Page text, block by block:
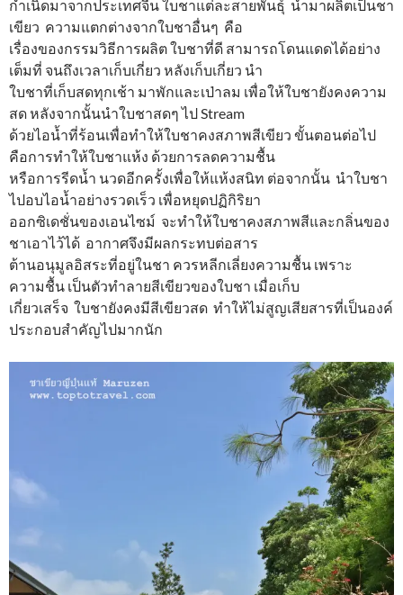
กำเนิดมาจากประเทศจีน ใบชาแต่ละสายพันธุ์ นำมาผลิตเป็นชา
เขียว ความแตกต่างจากใบชาอื่นๆ คือ
เรื่องของกรรมวิธีการผลิต ใบชาที่ดี สามารถโดนแดดได้อย่าง
เต็มที่ จนถึงเวลาเก็บเกี่ยว หลังเก็บเกี่ยว นำ
ใบชาที่เก็บสดทุกเช้า มาพักและเป่าลม เพื่อให้ใบชายังคงความ
สด หลังจากนั้นนำใบชาสดๆ ไป Stream
ด้วยไอน้ำที่ร้อนเพื่อทำให้ใบชาคงสภาพสีเขียว ขั้นตอนต่อไป
คือการทำให้ใบชาแห้ง ด้วยการลดความชื้น
หรือการรีดน้ำ นวดอีกครั้งเพื่อให้แห้งสนิท ต่อจากนั้น นำใบชา
ไปอบไอน้ำอย่างรวดเร็ว เพื่อหยุดปฏิกิริยา
ออกซิเดชั่นของเอนไซม์ จะทำให้ใบชาคงสภาพสีและกลิ่นของ
ชาเอาไว้ได้ อากาศจึงมีผลกระทบต่อสาร
ต้านอนุมูลอิสระที่อยู่ในชา ควรหลีกเลี่ยงความชื้น เพราะ
ความชื้น เป็นตัวทำลายสีเขียวของใบชา เมื่อเก็บ
เกี่ยวเสร็จ ใบชายังคงมีสีเขียวสด ทำให้ไม่สูญเสียสารที่เป็นองค์
ประกอบสำคัญไปมากนัก